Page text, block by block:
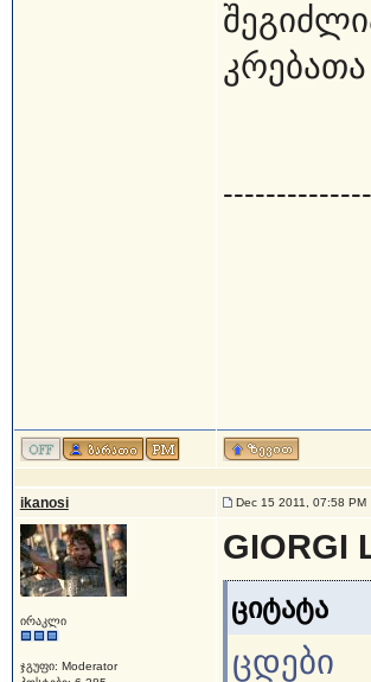
ikanosi Dec 15 2011, 07:58 PM
ირაკლი
ჯგუფი: Moderator
GIORGI
ციტატა
ცდები